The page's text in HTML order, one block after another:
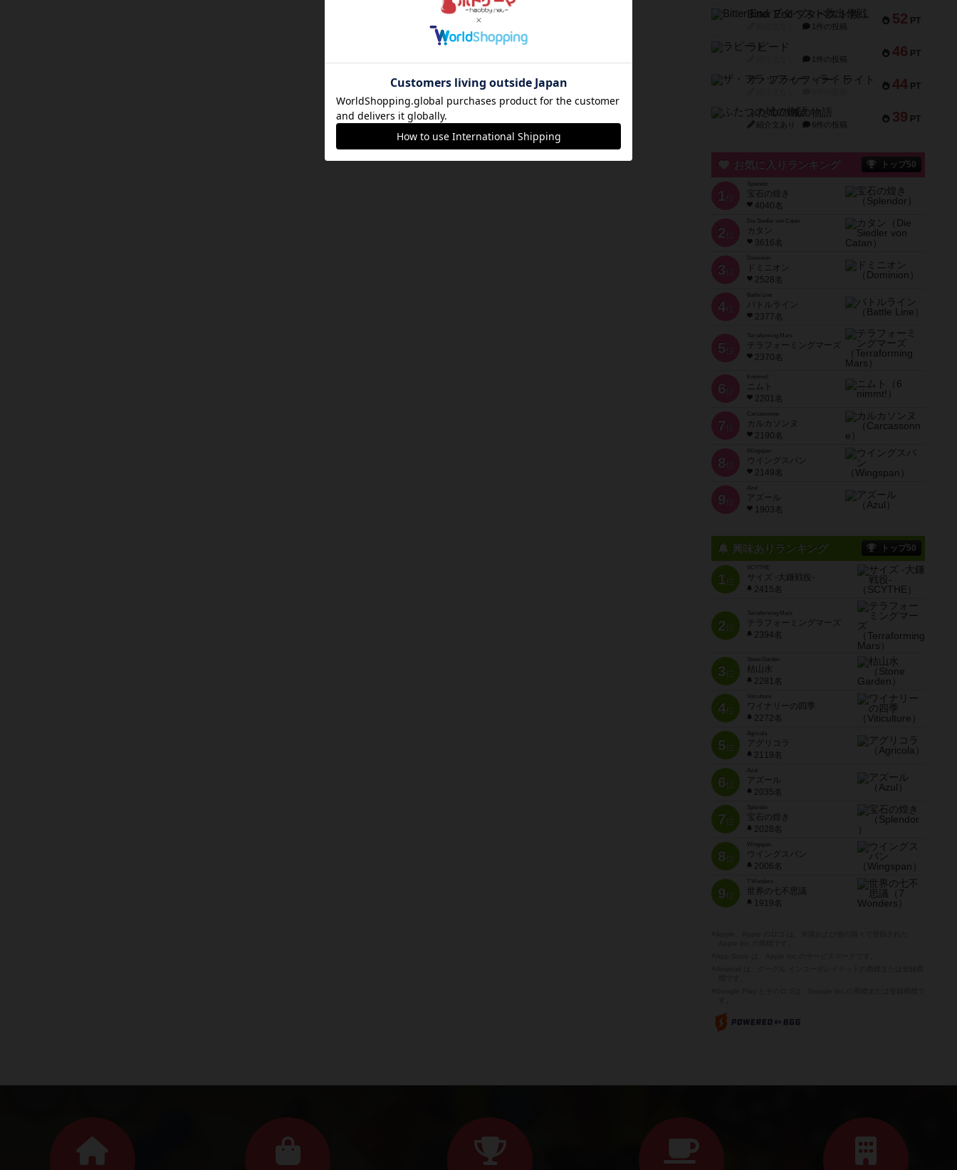
52 PT
Bitter End ブタペスト救出作戦
1件の投稿
46 PT
ラピード
1件の投稿
44 PT
ザ・フラッフィー・ライト
39 PT
ふたつの城の物語
紹介文あり 6件の投稿
お気に入りランキング トップ50
1 位
宝石の煌き
4040名
2 位
Die Siedler von Catan
カタン
3616名
3 位
ドミニオン
2528名
4位
Battle Line
バトルライン
2377名
5 位
Terraforming Mars
テラフォーミングマーズ
2370名
6 位
ニムト
2201名
7 位
Carcassonne
カルカソンヌ
2190名
8 位
Wingspan
ウイングスパン
2149名
9 位
Azul
アズール
1903名
興味ありランキング トップ50
1位
SCYTHE
サイズ -大鎌戦役-
2415名
2位
Terraforming Mars
テラフォーミングマーズ
2394名
3位
Stone Garden
枯山水
2281名
4位
Viticulture
ワイナリーの四季
2272名
5位
Agricola
アグリコラ
2119名
6位
Azul
アズール
2035名
7位
宝石の煌き
2028名
8位
Wingspan
ウイングスパン
2006名
9位
7 Wonders
世界の七不思議
1919名